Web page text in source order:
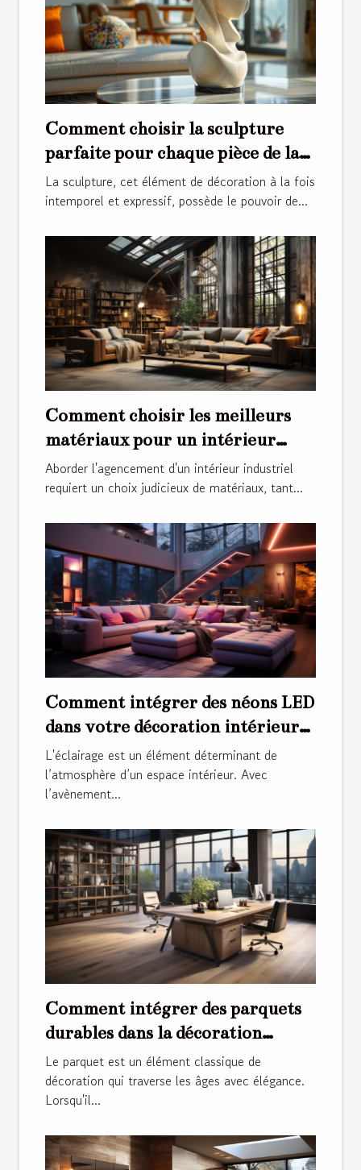
Comment choisir la sculpture
parfaite pour chaque pièce de la
maison
La sculpture, cet élément de décoration à la fois
intemporel et expressif, possède le pouvoir de...
Comment choisir les meilleurs
matériaux pour un intérieur
industriel
Aborder l'agencement d'un intérieur industriel
requiert un choix judicieux de matériaux, tant...
Comment intégrer des néons LED
dans votre décoration intérieure
pour créer une ambiance
moderne et chaleureuse
L'éclairage est un élément déterminant de
l’atmosphère d’un espace intérieur. Avec
l’avènement...
Comment intégrer des parquets
durables dans la décoration
intérieure de bureaux modernes
Le parquet est un élément classique de
décoration qui traverse les âges avec élégance.
Lorsqu'il...